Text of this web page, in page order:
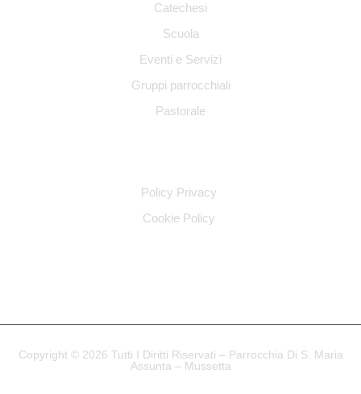
Catechesi
Scuola
Eventi e Servizi
Gruppi parrocchiali
Pastorale
Policy Privacy
Cookie Policy
Copyright © 2026 Tutti I Diritti Riservati – Parrocchia Di S. Maria
Assunta – Mussetta